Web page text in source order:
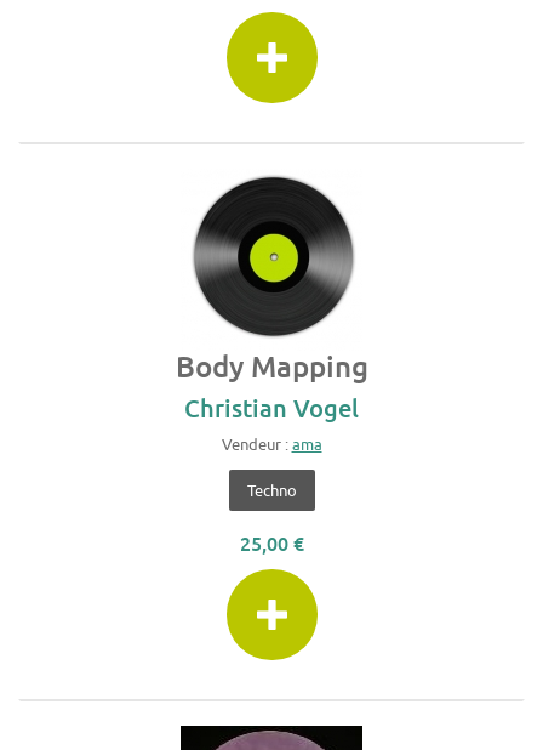
Body Mapping
Christian Vogel
Vendeur :ama
Techno
25,00 €